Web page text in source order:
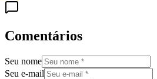
Comentários
Seu nome
Seu e-mail